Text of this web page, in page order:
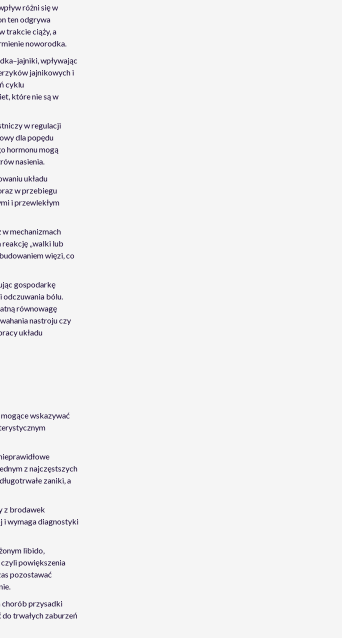
różni się w
ten odgrywa
trakcie ciąży, a
noworodka.
wpływając
jajnikowych i
cyklu
które nie są w
w regulacji
dla popędu
hormonu mogą
nasienia.
układu
w przebiegu
i przewlekłym
mechanizmach
reakcję „walki lub
więzi, co
gospodarkę
odczuwania bólu.
równowagę
nastroju czy
układu
wskazywać
z najczęstszych
zaniki, a
z brodawek
i wymaga diagnostyki
libido,
powiększenia
pozostawać
chorób przysadki
trwałych zaburzeń